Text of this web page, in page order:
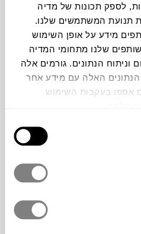
לספק תכונות של מדיה
תנועת המשתמשים שלנו.
מידע על אופן השימוש
שלנו מתחומי המדיה
וניתוח הנתונים. גורמים אלה
האלה עם מידע אחר
אספו בעקבות השימוש
את הדף ונסו שנית
העציץ שנוצר משיתוף הפעולה בין LSA הבריטי
צמחים בלי להתעסק
את ההדמנות להתחיל.
של זכוכית מנופחת